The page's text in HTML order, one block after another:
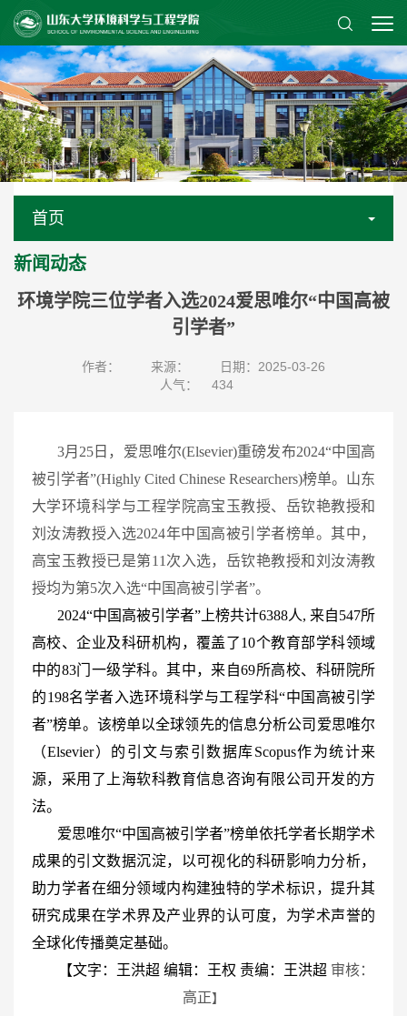
首页
新闻动态
环境学院三位学者入选2024爱思唯尔“中国高被
引学者”
作者： 来源：
日期：2025-03-26
人气：
434
3月25日，爱思唯尔(Elsevier)重磅发布2024“中国高
被引学者”(Highly Cited Chinese Researchers)榜单。山东
大学环境科学与工程学院高宝玉教授、岳钦艳教授和
刘汝涛教授入选2024年中国高被引学者榜单。其中，
高宝玉教授已是第11次入选，岳钦艳教授和刘汝涛教
授均为第5次入选“中国高被引学者”。
2024“中国高被引学者”上榜共计6388人, 来自547所
高校、企业及科研机构，覆盖了10个教育部学科领域
中的83门一级学科。其中，来自69所高校、科研院所
的198名学者入选环境科学与工程学科“中国高被引学
者”榜单。该榜单以全球领先的信息分析公司爱思唯尔
（Elsevier）的引文与索引数据库Scopus作为统计来
源，采用了上海软科教育信息咨询有限公司开发的方
法。
爱思唯尔“中国高被引学者”榜单依托学者长期学术
成果的引文数据沉淀，以可视化的科研影响力分析，
助力学者在细分领域内构建独特的学术标识，提升其
研究成果在学术界及产业界的认可度，为学术声誉的
全球化传播奠定基础。
【文字：王洪超 编辑：王权 责编：王洪超 审核：
高正】